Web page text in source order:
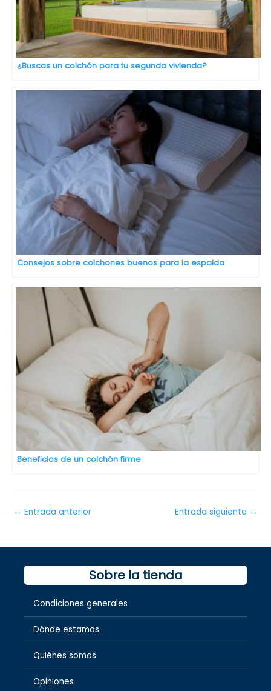
¿Buscas un colchón para tu segunda vivienda?
Consejos sobre colchones buenos para la espalda
Beneficios de un colchón firme
← Entrada anterior Entrada siguiente →
Sobre la tienda
Condiciones generales
Dónde estamos
Quiénes somos
Opiniones